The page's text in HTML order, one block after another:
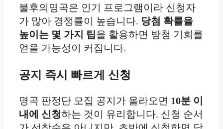
불후의명곡은 인기 프로그램이라 신청자
가 많아 경쟁률이 높습니다. 당첨 확률을
높이는 몇 가지 팁을 활용하면 방청 기회를
얻을 가능성이 커집니다.
공지 즉시 빠르게 신청
명곡 판정단 모집 공지가 올라오면 10분 이
내에 신청하는 것이 유리합니다. 신청 순서